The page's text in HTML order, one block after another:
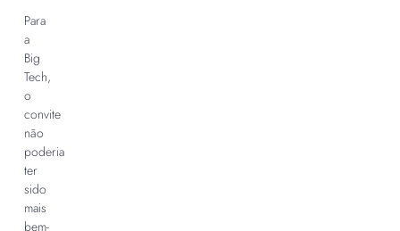
Para
a
Big
Tech,
o
convite
não
poderia
ter
sido
mais
bem-